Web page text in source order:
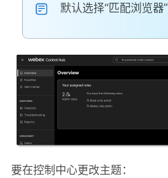
默认选择“匹配浏览器”
要在控制中心更改主题：